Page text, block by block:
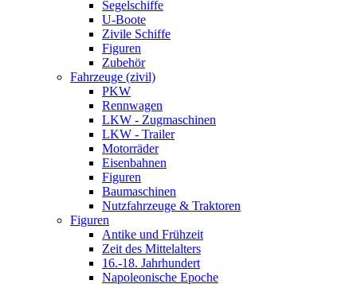
Segelschiffe
U-Boote
Zivile Schiffe
Figuren
Zubehör
Fahrzeuge (zivil)
PKW
Rennwagen
LKW - Zugmaschinen
LKW - Trailer
Motorräder
Eisenbahnen
Figuren
Baumaschinen
Nutzfahrzeuge & Traktoren
Figuren
Antike und Frühzeit
Zeit des Mittelalters
16.-18. Jahrhundert
Napoleonische Epoche